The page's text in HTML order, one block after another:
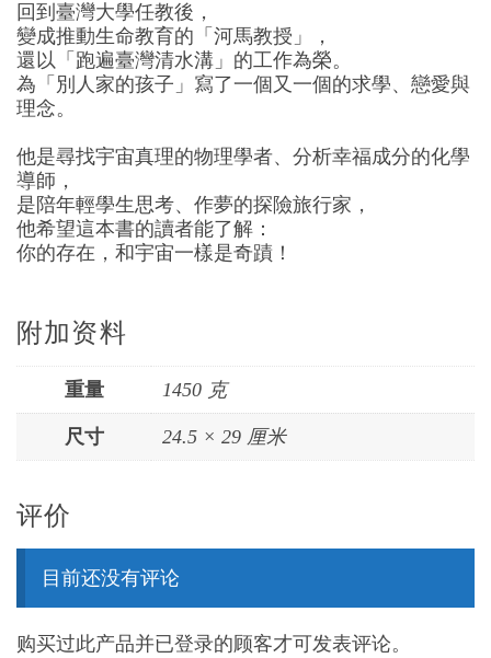
回到臺灣大學任教後，
變成推動生命教育的「河馬教授」，
還以「跑遍臺灣清水溝」的工作為榮。
為「別人家的孩子」寫了一個又一個的求學、戀愛與
理念。
他是尋找宇宙真理的物理學者、分析幸福成分的化學
導師，
是陪年輕學生思考、作夢的探險旅行家，
他希望這本書的讀者能了解：
你的存在，和宇宙一樣是奇蹟！
附加资料
重量 1450 克
尺寸 24.5 × 29 厘米
评价
目前还没有评论
购买过此产品并已登录的顾客才可发表评论。